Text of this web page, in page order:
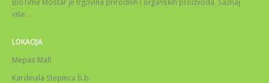
više…
LOKACIJA
Mepas Mall
Kardinala Stepinca b.b.